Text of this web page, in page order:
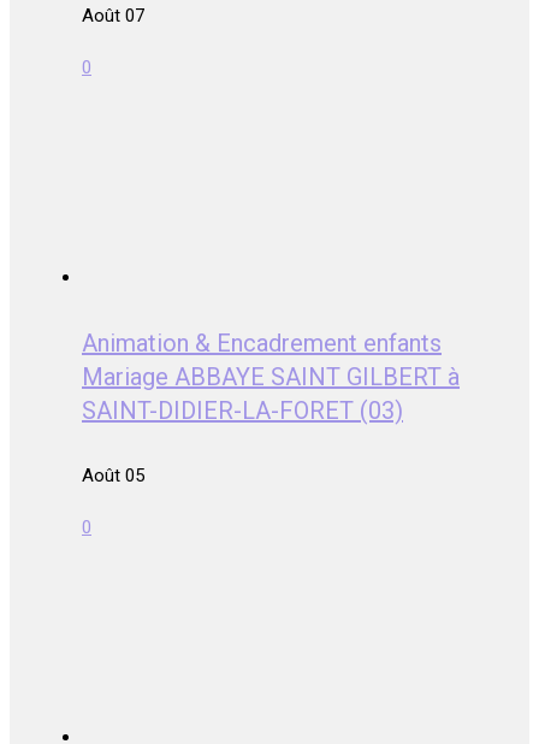
Août 07
0
Animation & Encadrement enfants
Mariage ABBAYE SAINT GILBERT à
SAINT-DIDIER-LA-FORET (03)
Août 05
0